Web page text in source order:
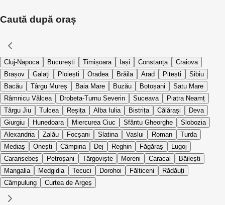
Caută după oraș
Cluj-Napoca București Timișoara Iași Constanța
Craiova
Brașov
Galați Ploiești Oradea Brăila Arad Pitești
Sibiu
Bacău
Târgu Mureș Baia Mare Buzău Botoșani
Satu Mare
Râmnicu Vâlcea
Drobeta-Turnu Severin Suceava
Piatra Neamț
Târgu Jiu
Tulcea Reșița Alba Iulia Bistrița Călărași
Deva
Giurgiu
Hunedoara Miercurea Ciuc Sfântu Gheorghe
Slobozia
Alexandria
Zalău Focșani Slatina Vaslui Roman
Turda
Mediaș
Onești Câmpina Dej Reghin Făgăraș
Lugoj
Caransebeș
Petroșani Târgoviște Moreni Caracal
Băilești
Mangalia
Medgidia Tecuci Dorohoi Fălticeni
Rădăuți
Câmpulung
Curtea de Argeș